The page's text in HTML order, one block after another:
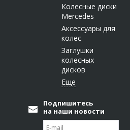
Колесные диски
Mercedes
Аксессуары для
колес
Заглушки
колесных
дисков
Подпишитесь
на наши новости